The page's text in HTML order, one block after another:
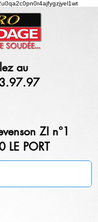
ZI n°1
LE PORT
au